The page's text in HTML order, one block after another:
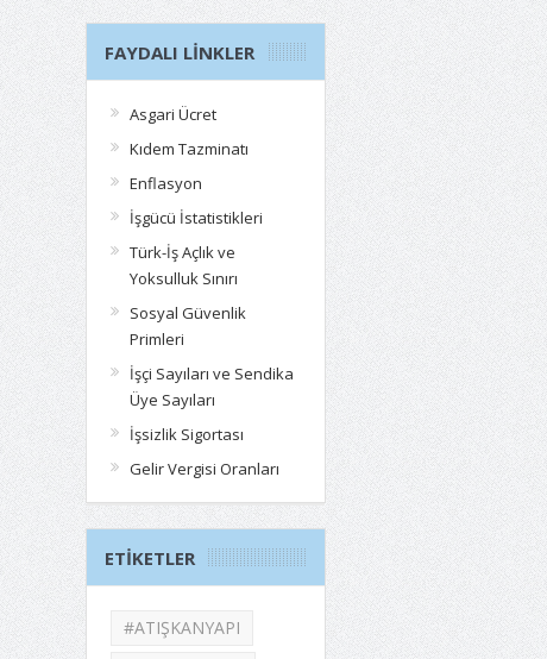
FAYDALI LINKLER
Asgari Ücret
Kıdem Tazminatı
Enflasyon
İşgücü İstatistikleri
Türk-İş Açlık ve
Yoksulluk Sınırı
Sosyal Güvenlik
Primleri
İşçi Sayıları ve Sendika
Üye Sayıları
İşsizlik Sigortası
Gelir Vergisi Oranları
ETIKETLER
#ATIŞKANYAPI